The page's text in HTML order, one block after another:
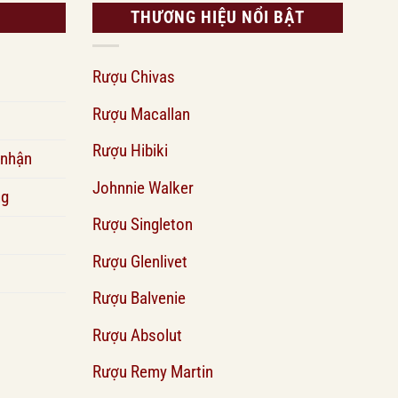
THƯƠNG HIỆU NỔI BẬT
Rượu Chivas
Rượu Macallan
Rượu Hibiki
Johnnie Walker
Rượu Singleton
Rượu Glenlivet
Rượu Balvenie
Rượu Absolut
Rượu Remy Martin